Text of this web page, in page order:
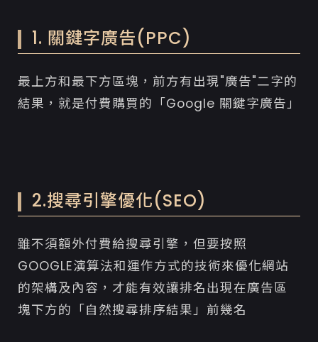
1. 關鍵字廣告(PPC)
最上方和最下方區塊，前方有出現"廣告"二字的
結果，就是付費購買的「Google 關鍵字廣告」
2.搜尋引擎優化(SEO)
雖不須額外付費給搜尋引擎，但要按照
GOOGLE演算法和運作方式的技術來優化網站
的架構及內容，才能有效讓排名出現在廣告區
塊下方的「自然搜尋排序結果」前幾名